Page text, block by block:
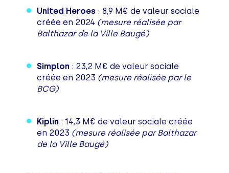
United Heroes : 8,9 M€ de valeur sociale
créée en 2024 (mesure réalisée par
Balthazar de la Ville Baugé)
Simplon : 23,2 M€ de valeur sociale
créée en 2023 (mesure réalisée par le
BCG)
Kiplin : 14,3 M€ de valeur sociale créée
en 2023 (mesure réalisée par Balthazar
de la Ville Baugé)